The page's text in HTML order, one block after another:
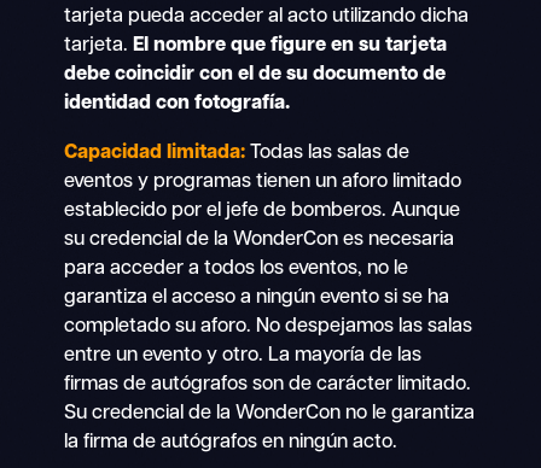
tarjeta pueda acceder al acto utilizando dicha
tarjeta. El nombre que figure en su tarjeta
debe coincidir con el de su documento de
identidad con fotografía.
Capacidad limitada:
Todas las salas de
eventos y programas tienen un aforo limitado
establecido por el jefe de bomberos. Aunque
su credencial de la WonderCon es necesaria
para acceder a todos los eventos, no le
garantiza el acceso a ningún evento si se ha
completado su aforo. No despejamos las salas
entre un evento y otro. La mayoría de las
firmas de autógrafos son de carácter limitado.
Su credencial de la WonderCon no le garantiza
la firma de autógrafos en ningún acto.